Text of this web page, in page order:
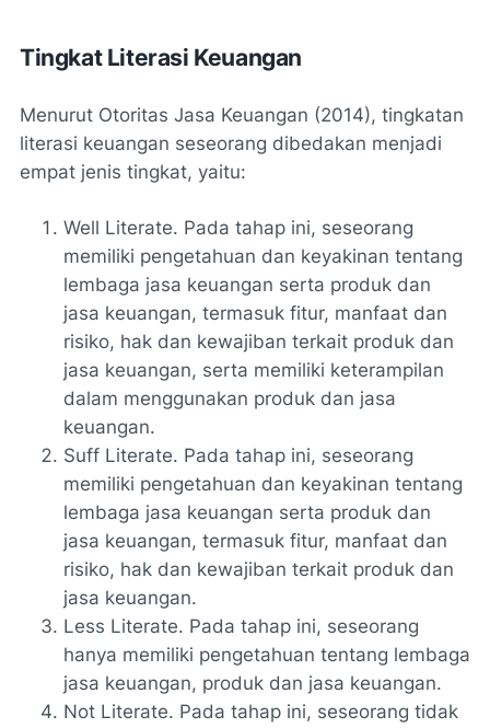
Tingkat Literasi Keuangan
Menurut Otoritas Jasa Keuangan (2014), tingkatan
literasi keuangan seseorang dibedakan menjadi
empat jenis tingkat, yaitu:
Well Literate. Pada tahap ini, seseorang
memiliki pengetahuan dan keyakinan tentang
lembaga jasa keuangan serta produk dan
jasa keuangan, termasuk fitur, manfaat dan
risiko, hak dan kewajiban terkait produk dan
jasa keuangan, serta memiliki keterampilan
dalam menggunakan produk dan jasa
keuangan.
Suff Literate. Pada tahap ini, seseorang
memiliki pengetahuan dan keyakinan tentang
lembaga jasa keuangan serta produk dan
jasa keuangan, termasuk fitur, manfaat dan
risiko, hak dan kewajiban terkait produk dan
jasa keuangan.
Less Literate. Pada tahap ini, seseorang
hanya memiliki pengetahuan tentang lembaga
jasa keuangan, produk dan jasa keuangan.
Not Literate. Pada tahap ini, seseorang tidak